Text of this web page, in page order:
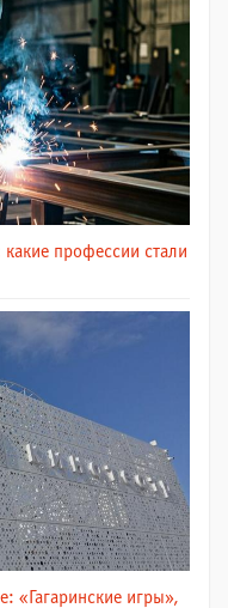
профессии стали
«Гагаринские игры»,